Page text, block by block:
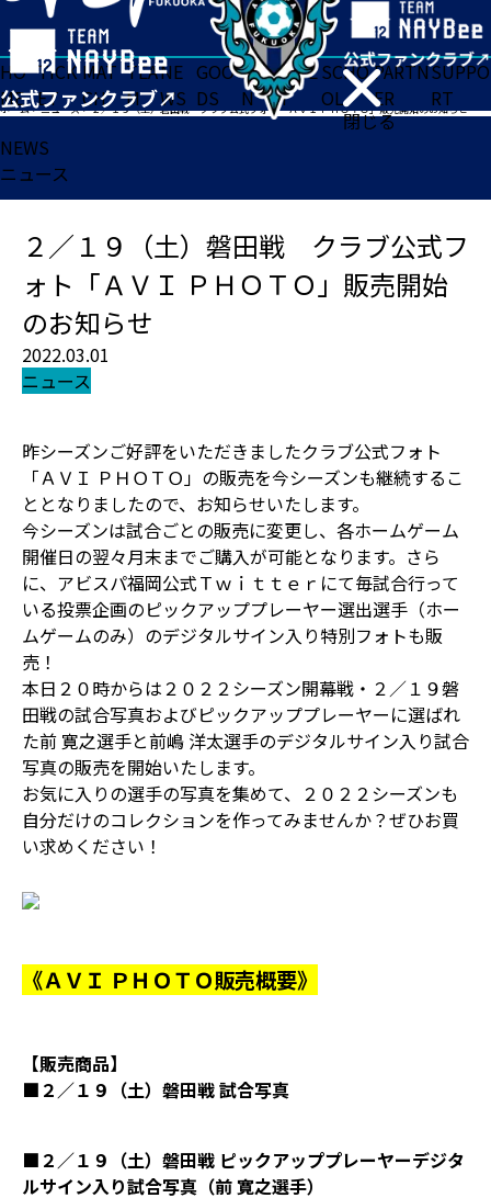
閉じる
HO
ME
TICK
ET
MAT
CH
TEA
M
NE
WS
GOO
DS
FA
N
ACADE
MY
SCHO
OL
PARTN
ER
SUPPO
RT
ホーム>ニュース>２／１９（土）磐田戦 クラブ公式フォト「ＡＶＩ ＰＨＯＴＯ」販売開始のお知らせ
NEWS
ニュース
２／１９（土）磐田戦 クラブ公式フ
ォト「ＡＶＩ ＰＨＯＴＯ」販売開始
のお知らせ
2022.03.01
ニュース
昨シーズンご好評をいただきましたクラブ公式フォト
「ＡＶＩ ＰＨＯＴＯ」の販売を今シーズンも継続するこ
ととなりましたので、お知らせいたします。
今シーズンは試合ごとの販売に変更し、各ホームゲーム
開催日の翌々月末までご購入が可能となります。さら
に、アビスパ福岡公式Ｔｗｉｔｔｅｒにて毎試合行って
いる投票企画のピックアッププレーヤー選出選手（ホー
ムゲームのみ）のデジタルサイン入り特別フォトも販
売！
本日２０時からは２０２２シーズン開幕戦・２／１９磐
田戦の試合写真およびピックアッププレーヤーに選ばれ
た前 寛之選手と前嶋 洋太選手のデジタルサイン入り試合
写真の販売を開始いたします。
お気に入りの選手の写真を集めて、２０２２シーズンも
自分だけのコレクションを作ってみませんか？ぜひお買
い求めください！
《ＡＶＩ ＰＨＯＴＯ販売概要》
【販売商品】
■２／１９（土）磐田戦 試合写真
■２／１９（土）磐田戦 ピックアッププレーヤーデジタ
ルサイン入り試合写真（前 寛之選手）